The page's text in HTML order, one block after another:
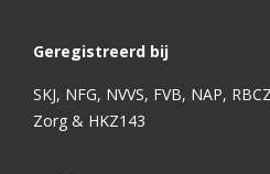
Geregistreerd bij
SKJ, NFG, NVVS, FVB, NAP,
Zorg & HKZ143